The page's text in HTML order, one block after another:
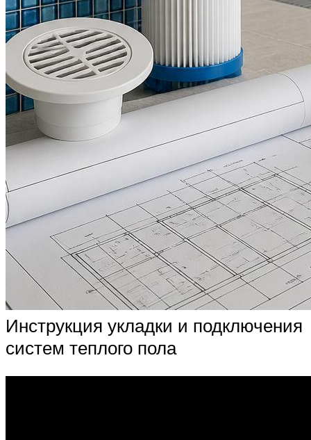
Инструкция укладки и подключения
систем теплого пола